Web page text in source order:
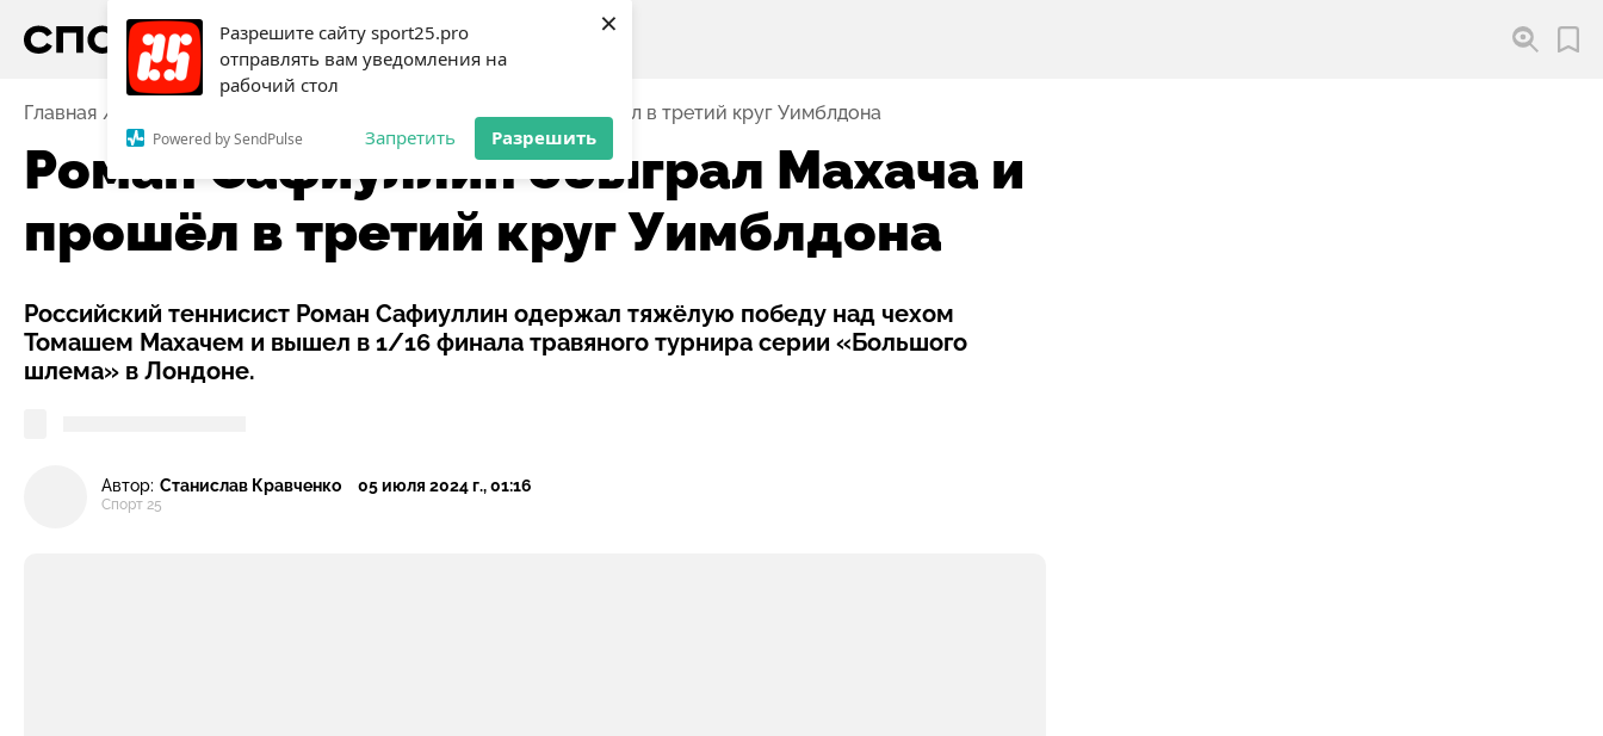
Разрешите сайту sport25.pro
отправлять вам уведомления на
рабочий стол
Powered by SendPulse Запретить Разрешить
×
Главная Роман Сафиуллин обыграл Махача и прошёл в третий круг Уимблдона
Роман Сафиуллин обыграл Махача и
прошёл в третий круг Уимблдона
Российский теннисист Роман Сафиуллин одержал тяжёлую победу над чехом
Томашем Махачем и вышел в 1/16 финала травяного турнира серии «Большого
шлема» в Лондоне.
Автор: Станислав Кравченко
Спорт 25
05 июля 2024 г., 01:16